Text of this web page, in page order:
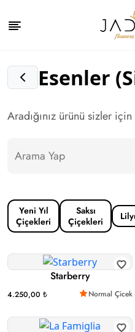
Esenler
Aradığınız ürünü sizler
Yeni Yıl
Çiçekleri
Saksı
Çiçekleri
Starberry
4.250,00 ₺ Normal Çicek